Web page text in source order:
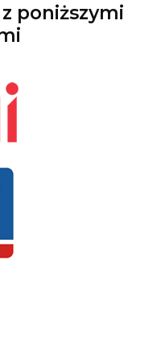
poniższymi